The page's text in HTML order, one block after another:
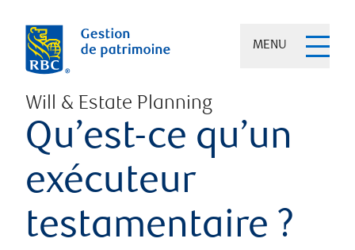
MENU
Will & Estate Planning
Qu’est-ce qu’un
exécuteur
testamentaire ?